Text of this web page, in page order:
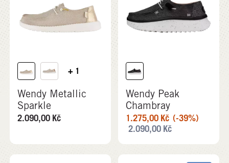
+ 1
Wendy Metallic
Sparkle
2.090,00 Kč
Wendy Peak
Chambray
1.275,00 Kč (-39%)
2.090,00 Kč